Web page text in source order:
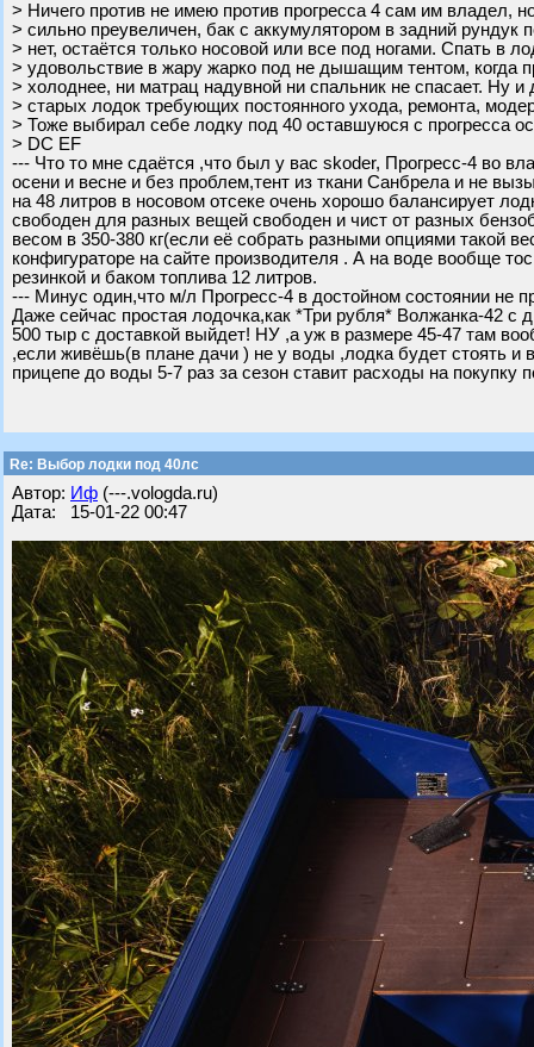
> Ничего против не имею против прогресса 4 сам им владел,
> сильно преувеличен, бак с аккумулятором в задний рундук
> нет, остаётся только носовой или все под ногами. Спать в
> удовольствие в жару жарко под не дышащим тентом, когда
> холоднее, ни матрац надувной ни спальник не спасает. Ну и
> старых лодок требующих постоянного ухода, ремонта,
> Тоже выбирал себе лодку под 40 оставшуюся с прогресса
> DC EF
--- Что то мне сдаётся ,что был у вас skoder, Прогресс-4 во
осени и весне и без проблем,тент из ткани Санбрела и не
на 48 литров в носовом отсеке очень хорошо балансирует
свободен для разных вещей свободен и чист от разных
весом в 350-380 кг(если её собрать разными опциями такой
конфигураторе на сайте производителя . А на воде вообще
резинкой и баком топлива 12 литров.
--- Минус один,что м/л Прогресс-4 в достойном состоянии не
Даже сейчас простая лодочка,как *Три рубля* Волжанка-42 с
500 тыр с доставкой выйдет! НУ ,а уж в размере 45-47 там
,если живёшь(в плане дачи ) не у воды ,лодка будет стоять
прицепе до воды 5-7 раз за сезон ставит расходы на покупку
Re: Выбор лодки под 40лс
Автор: Иф (---.vologda.ru)
Дата: 15-01-22 00:47